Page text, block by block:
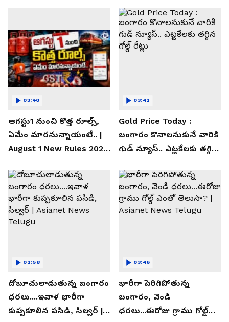
ఆగస్టు1 నుంచి కొత్త రూల్స్,
ఏమేం మారనున్నాయంటే.. |
August 1 New Rules 2026
03:40
Gold Price Today :
బంగారం కొనాలనుకునే వారికి
గుడ్ న్యూస్.. ఎట్టకేలకు తగ్గిన
03:42
దోబూచులాడుతున్న బంగారం
ధరలు....ఇవాళ భారీగా
కుప్పకూలిన పసిడి, సిల్వర్ |
02:58
భారీగా పెరిగిపోతున్న
బంగారం, వెండి
ధరలు...ఈరోజు గ్రాము గోల్డ్
03:46